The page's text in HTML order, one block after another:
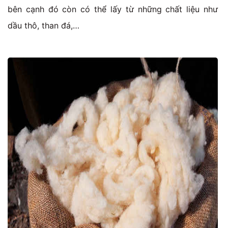
bên cạnh đó còn có thể lấy từ những chất liệu như
dầu thô, than đá,…